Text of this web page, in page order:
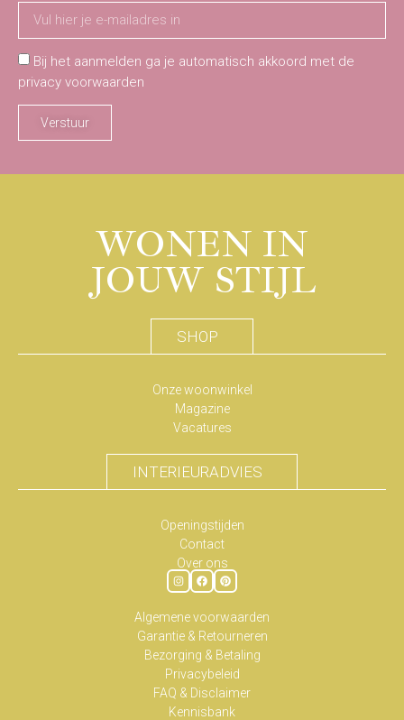
Bij het aanmelden ga je automatisch akkoord met de
privacy voorwaarden
Verstuur
WONEN IN
JOUW STIJL
SHOP
Onze woonwinkel
Magazine
Vacatures
INTERIEURADVIES
Openingstijden
Contact
Over ons
Algemene voorwaarden
Garantie & Retourneren
Bezorging & Betaling
Privacybeleid
FAQ & Disclaimer
Kennisbank